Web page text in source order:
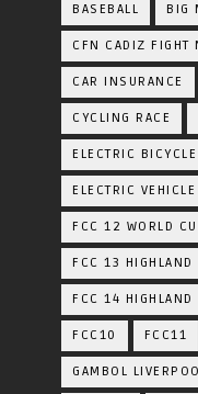
BASEBALL BIG
CFN CADIZ FIGHT
CAR INSURANCE
CYCLING RACE
ELECTRIC BICYCLE
ELECTRIC
FCC 12 WORLD
FCC 13
FCC 14
FCC10 FCC11
GAMBOL